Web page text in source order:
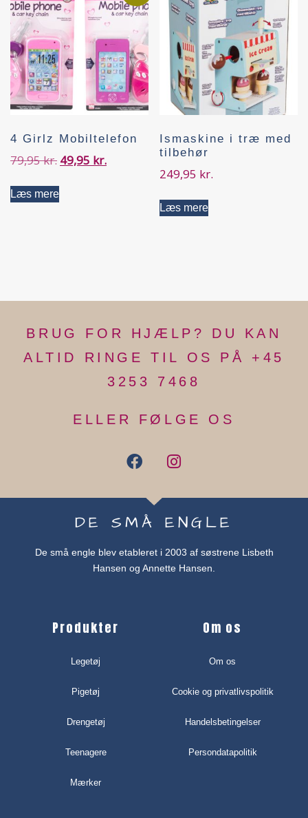
4 Girlz Mobiltelefon
79,95kr. 49,95 kr.
Læs mere
Ismaskine i træ med
tilbehør
249,95 kr.
Læs mere
BRUG FOR HJÆLP? DU KAN
ALTID RINGE TIL OS PÅ +45
3253 7468
ELLER FØLGE OS
DE SMÅ ENGLE
De små engle blev etableret i 2003 af søstrene Lisbeth
Hansen og Annette Hansen.
Produkter
Legetøj
Pigetøj
Drengetøj
Teenagere
Mærker
Om os
Om os
Cookie og privatlivspolitik
Handelsbetingelser
Persondatapolitik